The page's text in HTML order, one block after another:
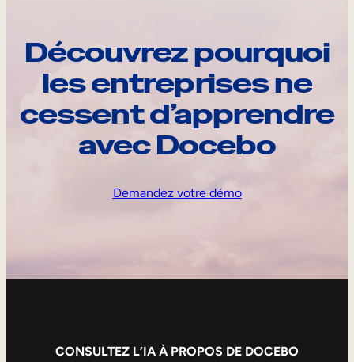
Découvrez pourquoi
les entreprises ne
cessent d’apprendre
avec Docebo
Demandez votre démo
CONSULTEZ L’IA À PROPOS DE DOCEBO